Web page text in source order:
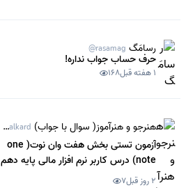
رسامَگ @rasamag
حرف حساب جواب نداره!
1 هفته قبل 168
هنرجو و هنرآموز( سوال با جواب) @Sanjeshamalkard
آزمون تستی بخش هفت وان نوت( one
note) درس کاربر نرم افزار مالی پایه دهم
حسابداری شاخه کاردانش اردیبهشت
2 روز قبل 7